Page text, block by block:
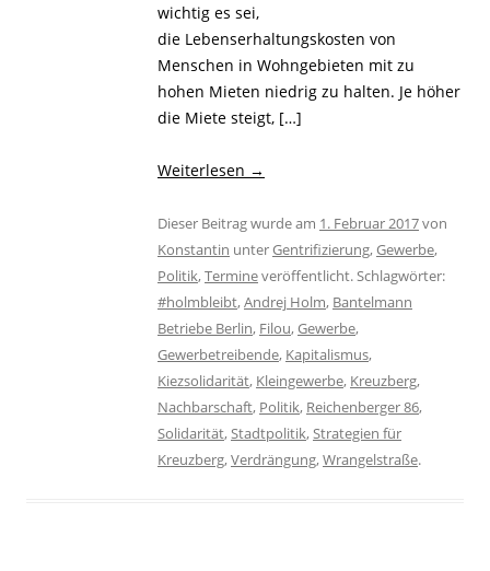
wichtig es sei,
die Lebenserhaltungskosten von
Menschen in Wohngebieten mit zu
hohen Mieten niedrig zu halten. Je höher
die Miete steigt, […]
Weiterlesen →
Dieser Beitrag wurde am 1. Februar 2017von
Konstantin unterGentrifizierung,Gewerbe,
Politik,Termineveröffentlicht. Schlagwörter:
#holmbleibt,Andrej Holm, Bantelmann
Betriebe Berlin, Filou,Gewerbe,
Gewerbetreibende, Kapitalismus,
Kiezsolidarität, Kleingewerbe, Kreuzberg,
Nachbarschaft, Politik, Reichenberger 86,
Solidarität,Stadtpolitik,Strategien für
Kreuzberg,Verdrängung,Wrangelstraße.